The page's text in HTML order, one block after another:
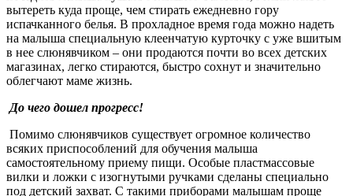
вытереть куда проще, чем стирать ежедневно гору
испачканного белья. В прохладное время года можно надеть
на малыша специальную клеенчатую курточку с уже вшитым
в нее слюнявчиком – они продаются почти во всех детских
магазинах, легко стираются, быстро сохнут и значительно
облегчают маме жизнь.
До чего дошел прогресс!
Помимо слюнявчиков существует огромное количество
всяких приспособлений для обучения малыша
самостоятельному приему пищи. Особые пластмассовые
вилки и ложки с изогнутыми ручками сделаны специально
под детский захват. С такими приборами малышам проще